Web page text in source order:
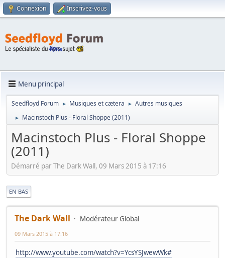
Connexion Inscrivez-vous
Menu principal
Seedfloyd Forum ► Musiques et cætera ► Autres musiques
► Macinstoch Plus - Floral Shoppe (2011)
Macinstoch Plus - Floral Shoppe
(2011)
Démarré par The Dark Wall, 09 Mars 2015 à 17:16
EN BAS
The Dark Wall Modérateur Global
09 Mars 2015 à 17:16
http://www.youtube.com/watch?v=YcsYSJwewWk#